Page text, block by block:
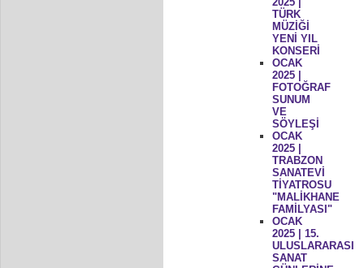
TÜRK
MÜZİĞİ
YENİ YIL
KONSERİ
OCAK
2025 |
FOTOĞRAF
SUNUM
VE
SÖYLEŞİ
OCAK
2025 |
TRABZON
SANATEVİ
TİYATROSU
"MALİKHANE
FAMİLYASI"
OCAK
2025 | 15.
ULUSLARARASI
SANAT